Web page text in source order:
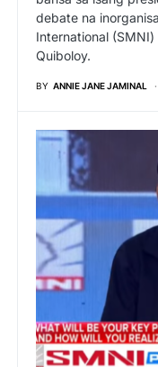
debate na
International
Quiboloy.
BY ANNIE JANE JAMINAL